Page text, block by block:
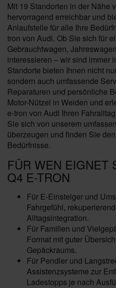
Mit 19 Standorten in der Nähe
hervorragend erreichbar und
Anlaufstelle für alle Ihre
tron von Audi. Ob Sie sich für
Gebrauchtwagen,
interessieren – wir sind immer
Standorte bieten Ihnen nicht
sondern auch umfassende
Reparaturen und persönliche
Motor-Nützel in Weiden und
e-tron von Audi Ihren
Sie sich von unserem
überzeugen und finden Sie
Bedürfnisse.
FÜR WEN EIGNET
Q4 E-TRON
Für E‑Einsteiger und
Fahrgefühl,
Alltagsintegration.
Für Familien und
Format mit guter
Gepäckraums.
Für Pendler und
Assistenzsysteme zur
Ladestopps je nach